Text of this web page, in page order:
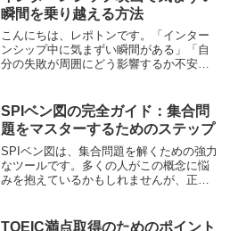
対策として、単熟語EXの...
瞬間を乗り越える方法
こんにちは、レポトンです。「インター
ンシップ中に気まずい瞬間がある」「自
分の失敗が周囲にどう影響するか不安」
瞬間を乗り越える方法を、わかりやすく
解説します！レポトンこの...
SPIベン図の完全ガイド：集合問
題をマスターするためのステップ
SPIベン図は、集合問題を解くための強力
なツールです。多くの人がこの概念に悩
みを抱えているかもしれませんが、正し
今回は、SPIベン図の基本概念から応用ま
TOEIC満点取得のためのポイント